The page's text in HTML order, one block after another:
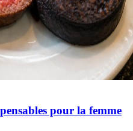
pour la femme